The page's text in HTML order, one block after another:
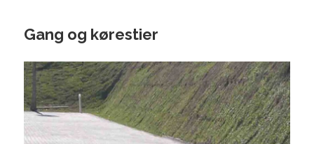
Gang og kørestier